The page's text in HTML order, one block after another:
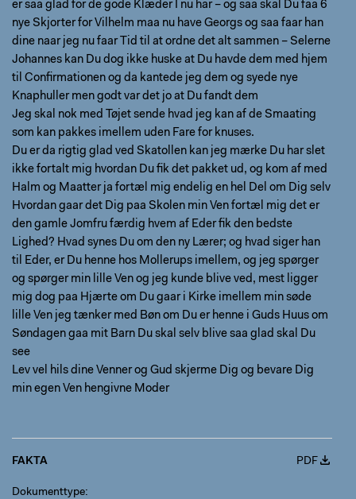
er saa glad for de gode Klæder I nu har – og saa skal Du faa 6
nye Skjorter for Vilhelm maa nu have Georgs og saa faar han
dine naar jeg nu faar Tid til at ordne det alt sammen – Selerne
Johannes kan Du dog ikke huske at Du havde dem med hjem
til Confirmationen og da kantede jeg dem og syede nye
Knaphuller men godt var det jo at Du fandt dem
Jeg skal nok med Tøjet sende hvad jeg kan af de Smaating
som kan pakkes imellem uden Fare for knuses.
Du er da rigtig glad ved Skatollen kan jeg mærke Du har slet
ikke fortalt mig hvordan Du fik det pakket ud, og kom af med
Halm og Maatter ja fortæl mig endelig en hel Del om Dig selv
Hvordan gaar det Dig paa Skolen min Ven fortæl mig det er
den gamle Jomfru færdig hvem af Eder fik den bedste
Lighed? Hvad synes Du om den ny Lærer; og hvad siger han
til Eder, er Du henne hos Mollerups imellem, og jeg spørger
og spørger min lille Ven og jeg kunde blive ved, mest ligger
mig dog paa Hjærte om Du gaar i Kirke imellem min søde
lille Ven jeg tænker med Bøn om Du er henne i Guds Huus om
Søndagen gaa mit Barn Du skal selv blive saa glad skal Du
see
Lev vel hils dine Venner og Gud skjerme Dig og bevare Dig
min egen Ven hengivne Moder
FAKTA PDF
Dokumenttype